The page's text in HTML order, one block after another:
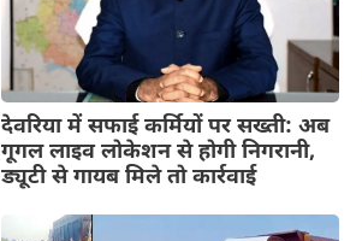
देवरिया में सफाई कर्मियों पर सख्ती: अब
गूगल लाइव लोकेशन से होगी निगरानी,
ड्यूटी से गायब मिले तो कार्रवाई